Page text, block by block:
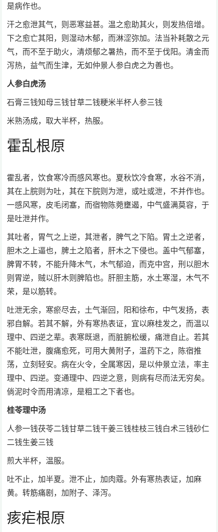
是病作也。
汗之愈泄其气，则恶寒益甚。温之愈助其火，则发热倍增。
下之愈亡其阳，则湿动木郁，而淋涩弥加。法当补耗散之元
气，而不至于助火，清烦郁之暑热，而不至于伐阳。清金而
泻热，益气而生津，无如仲景人参白虎之为善也。
人参白虎汤
石膏三钱知母三钱甘草二钱粳米半杯人参三钱
米熟汤成，取大半杯，热服。
霍乱根原
霍乱者，饮食寒冷而感风寒也。夏秋饮冷食寒，水谷不消，
其在上脘则为吐，其在下脘则为泄，或吐或泄，不并作也。
一感风寒，皮毛闭塞，而宿物陈菀壅遏，中气盛满莫容，于
是吐泄并作。
其吐者，胃气之上逆，其泄者，脾气之下陷。胃土之逆者，
胆木之上逼也，脾土之陷者，肝木之下侵也。盖中气郁塞，
脾胃不转，不能升降木气，木气郁迫，而克中宫，刑以胆木
则胃逆，贼以肝木则脾陷也。肝胆主筋，水土寒湿，木气不
荣，是以筋转。
吐泄无余，寒瘀尽去，土气渐回，阳和徐布，中气发扬，表
邪自解。若其不解，外有寒热表证，宜以麻桂发之，而温以
理中、四逆之辈。表寒既退，而脏腑松缓，痛泄自止。若其
不能吐泄，腹痛愈死，可用大黄附子，温药下之，陈宿推
荡，立刻轻安。病在火令，全属寒因，是以仲景立法，率主
理中、四逆。变通理中、四逆之意，则病有尽而法无穷矣。
倘泥时令而用清凉，是粗工之下者也。
桂苓理中汤
人参一钱茯苓二钱甘草二钱干姜三钱桂枝三钱白术三钱砂仁
二钱生姜三钱
煎大半杯，温服。
吐不止，加半夏。泄不止，加肉蔻。外有寒热表证，加麻
黄。转筋痛剧，加附子、泽泻。
痎疟根原